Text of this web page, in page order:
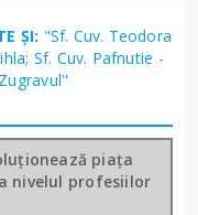
ȘI: "Sf. Cuv. Teodora
Sf. Cuv. Pafnutie -
piața
nivelul profesiilor